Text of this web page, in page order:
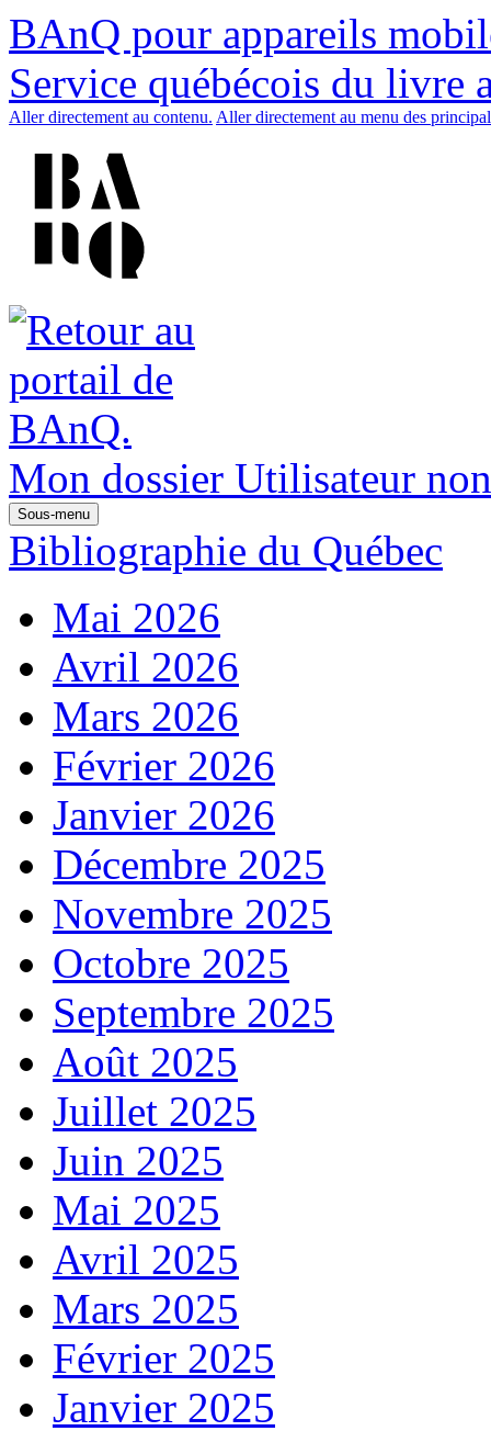
BAnQ pour appareils
Service québécois du livre
Aller directement au contenu. Aller directement au menu des
Mon dossier Utilisateur
Sous-menu
Bibliographie du Québec
Mai 2026
Avril 2026
Mars 2026
Février 2026
Janvier 2026
Décembre 2025
Novembre 2025
Octobre 2025
Septembre 2025
Août 2025
Juillet 2025
Juin 2025
Mai 2025
Avril 2025
Mars 2025
Février 2025
Janvier 2025